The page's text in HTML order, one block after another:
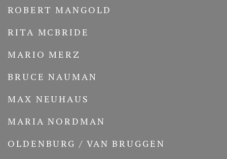
ROBERT MANGOLD
RITA MCBRIDE
MARIO MERZ
BRUCE NAUMAN
MAX NEUHAUS
MARIA NORDMAN
OLDENBURG / VAN BRUGGEN